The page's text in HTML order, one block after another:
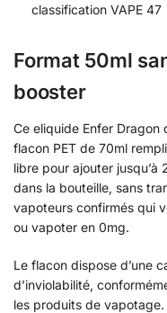
classification VAPE 47
Format 50ml
booster
Ce eliquide Enfer Dragon
flacon PET de 70ml
libre pour ajouter
dans la bouteille, sans
vapoteurs confirmés qui
ou vapoter en 0mg.
Le flacon dispose d’une
d’inviolabilité,
les produits de vapotage.